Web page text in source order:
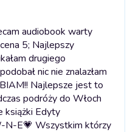
audiobook warty
5; Najlepszy
drugiego
nic nie znalazłam
Najlepsze jest to
podróży do Włoch
książki Edyty
N-E💗 Wszystkim którzy